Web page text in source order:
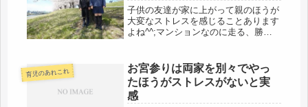
子供の友達が家に上がって親のほうが
大変なストレスを感じることあります
よね^^;マンションなのに走る、勝手
んだけど一部の野放しな子供のために
ストレスがたまってしまいます。子
供...
育児のあれこれ
お宮参りは両家を別々でやっ
たほうがストレスがないと実
感